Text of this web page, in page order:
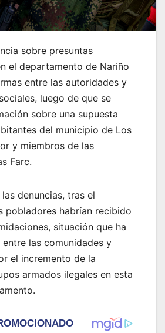
sobre presuntas
el departamento de Nariño
entre las autoridades y
luego de que se
sobre una supuesta
del municipio de Los
y miembros de las
Farc.
denuncias, tras el
pobladores habrían recibido
situación que ha
las comunidades y
el incremento de la
armados ilegales en esta